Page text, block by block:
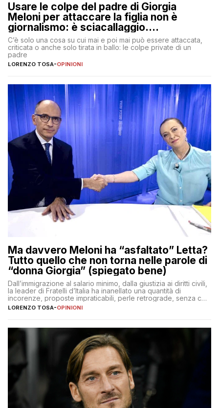
Usare le colpe del padre di Giorgia
Meloni per attaccare la figlia non è
giornalismo: è sciacallaggio.
Dimostriamo di essere diversi
C’è solo una cosa su cui mai e poi mai può essere attaccata,
criticata o anche solo tirata in ballo: le colpe private di un
padre
LORENZO TOSA-OPINIONI
Ma davvero Meloni ha “asfaltato” Letta?
Tutto quello che non torna nelle parole di
“donna Giorgia” (spiegato bene)
Dall’immigrazione al salario minimo, dalla giustizia ai diritti civili,
la leader di Fratelli d’Italia ha inanellato una quantità di
incorenze, proposte impraticabili, perle retrograde, senza che
nessuno – a destra come a sinistra – glielo abbia fatto notare
LORENZO TOSA-OPINIONI